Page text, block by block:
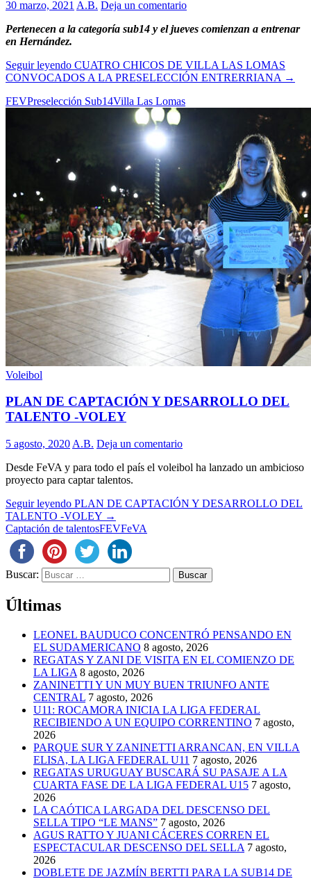
30 marzo, 2021 A.B. Deja un comentario
Pertenecen a la categoría sub14 y el jueves comienzan a entrenar
en Hernández.
Seguir leyendo CUATRO CHICOS DE VILLA LAS LOMAS
CONVOCADOS A LA PRESELECCIÓN ENTRERRIANA →
FEVPreselección Sub14Villa Las Lomas
Voleibol
PLAN DE CAPTACIÓN Y DESARROLLO DEL
TALENTO -VOLEY
5 agosto, 2020 A.B. Deja un comentario
Desde FeVA y para todo el país el voleibol ha lanzado un ambicioso
proyecto para captar talentos.
Seguir leyendo PLAN DE CAPTACIÓN Y DESARROLLO DEL
TALENTO -VOLEY →
Captación de talentosFEVFeVA
Buscar:
Últimas
LEONEL BAUDUCO CONCENTRÓ PENSANDO EN
EL SUDAMERICANO 8 agosto, 2026
REGATAS Y ZANI DE VISITA EN EL COMIENZO DE
LA LIGA 8 agosto, 2026
ZANINETTI Y UN MUY BUEN TRIUNFO ANTE
CENTRAL 7 agosto, 2026
U11: ROCAMORA INICIA LA LIGA FEDERAL
RECIBIENDO A UN EQUIPO CORRENTINO 7 agosto,
2026
PARQUE SUR Y ZANINETTI ARRANCAN, EN VILLA
ELISA, LA LIGA FEDERAL U11 7 agosto, 2026
REGATAS URUGUAY BUSCARÁ SU PASAJE A LA
CUARTA FASE DE LA LIGA FEDERAL U15 7 agosto,
2026
LA CAÓTICA LARGADA DEL DESCENSO DEL
SELLA TIPO “LE MANS” 7 agosto, 2026
AGUS RATTO Y JUANI CÁCERES CORREN EL
ESPECTACULAR DESCENSO DEL SELLA 7 agosto,
2026
DOBLETE DE JAZMÍN BERTTI PARA LA SUB14 DE